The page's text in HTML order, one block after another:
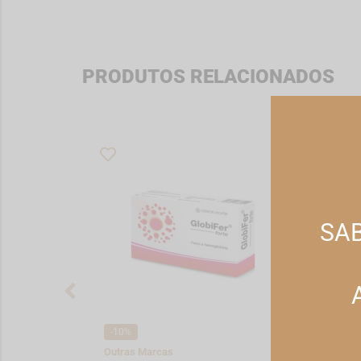
PRODUTOS RELACIONADOS
-10%
Outras Marcas